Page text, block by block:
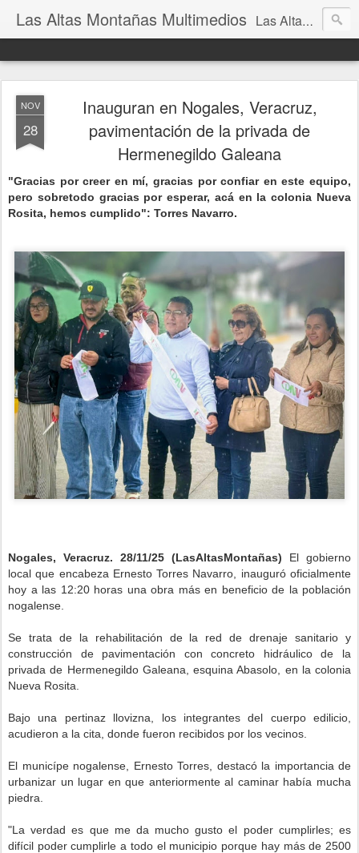
Las Altas Montañas Multimedios Las Altas Montañas Multimedios
NOV
28
Inauguran en Nogales, Veracruz,
pavimentación de la privada de
Hermenegildo Galeana
"Gracias por creer en mí, gracias por confiar en este equipo,
pero sobretodo gracias por esperar, acá en la colonia Nueva
Rosita, hemos cumplido": Torres Navarro.
Nogales, Veracruz. 28/11/25 (LasAltasMontañas) El gobierno
local que encabeza Ernesto Torres Navarro, inauguró oficialmente
hoy a las 12:20 horas una obra más en beneficio de la población
nogalense.
Se trata de la rehabilitación de la red de drenaje sanitario y
construcción de pavimentación con concreto hidráulico de la
privada de Hermenegildo Galeana, esquina Abasolo, en la colonia
Nueva Rosita.
Bajo una pertinaz llovizna, los integrantes del cuerpo edilicio,
acudieron a la cita, donde fueron recibidos por los vecinos.
El municípe nogalense, Ernesto Torres, destacó la importancia de
urbanizar un lugar en que anteriormente al caminar había mucha
piedra.
"La verdad es que me da mucho gusto el poder cumplirles; es
difícil poder cumplirle a todo el municipio porque hay más de 2500